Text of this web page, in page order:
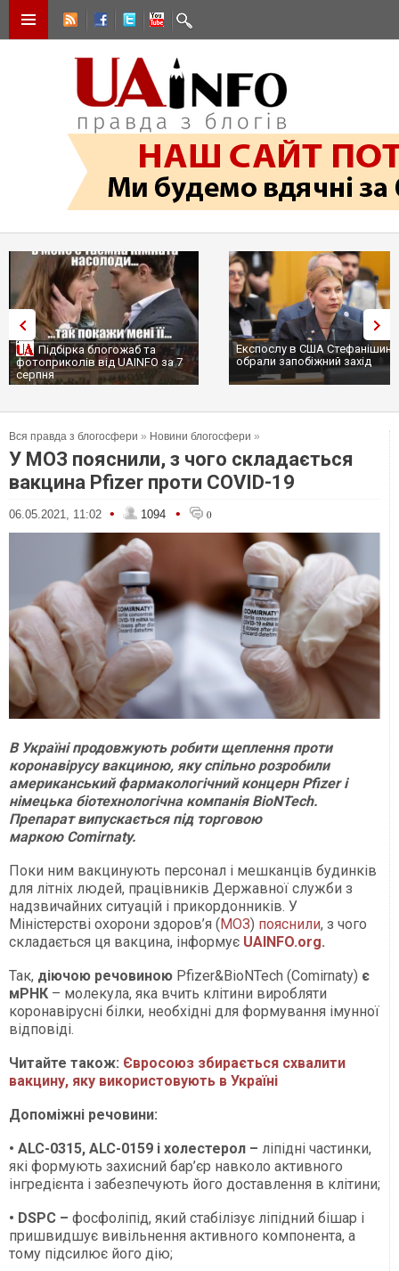
Підбірка блогожаб та
фотоприколів від UAINFO за 7
серпня
Експослу в США Стефанішиній
обрали запобіжний захід
Вся правда з блогосфери » Новини блогосфери »
У МОЗ пояснили, з чого складається
вакцина Pfizer проти COVID-19
06.05.2021, 11:02 • 1094 • 0
В Україні продовжують робити щеплення проти
коронавірусу вакциною, яку спільно розробили
американський фармакологічний концерн Pfizer і
німецька біотехнологічна компанія BioNTech.
Препарат випускається під торговою
маркою Comirnaty.
Поки ним вакцинують персонал і мешканців будинків
для літніх людей, працівників Державної служби з
надзвичайних ситуацій і прикордонників. У
Міністерстві охорони здоров’я ( МОЗ) пояснили, з чого
складається ця вакцина, інформує UAINFO.org.
Так, діючою речовиною Pfizer&BioNTech (Comirnaty) є
мРНК – молекула, яка вчить клітини виробляти
коронавірусні білки, необхідні для формування імунної
відповіді.
Читайте також: Євросоюз збирається схвалити
вакцину, яку використовують в Україні
Допоміжні речовини:
• ALC-0315, ALC-0159 і холестерол – ліпідні частинки,
які формують захисний бар’єр навколо активного
інгредієнта і забезпечують його доставлення в клітини;
• DSPC – фосфоліпід, який стабілізує ліпідний бішар і
пришвидшує вивільнення активного компонента, а
тому підсилює його дію;